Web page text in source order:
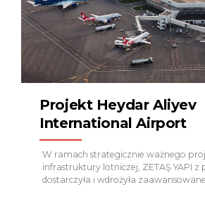
Projekt Heydar Aliyev
International Airport
W ramach strategicznie ważnego
infrastruktury lotniczej, ZETAŞ YAPI z
dostarczyła i wdrożyła